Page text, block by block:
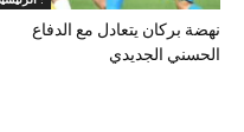
نهضة بركان يتعادل مع الدفاع
الحسني الجديدي